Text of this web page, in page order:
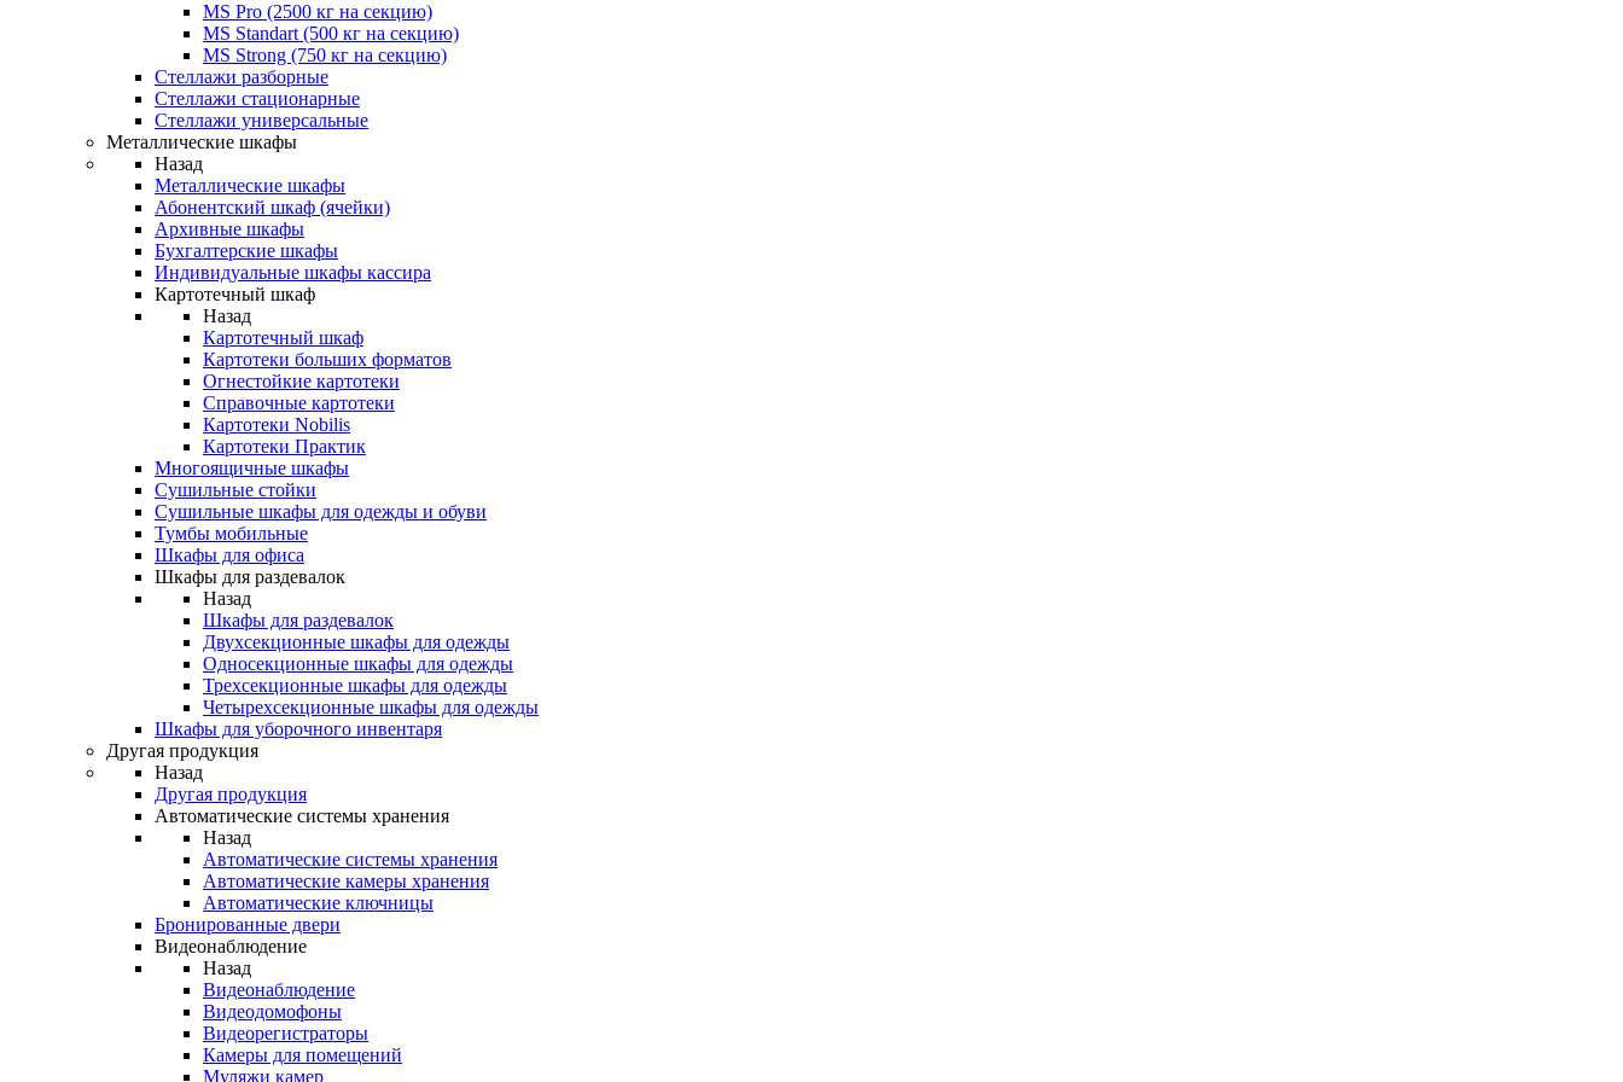
MS Pro (2500 кг на секцию)
MS Standart (500 кг на секцию)
MS Strong (750 кг на секцию)
Стеллажи разборные
Стеллажи стационарные
Стеллажи универсальные
Металлические шкафы
Назад
Металлические шкафы
Абонентский шкаф (ячейки)
Архивные шкафы
Бухгалтерские шкафы
Индивидуальные шкафы кассира
Картотечный шкаф
Назад
Картотечный шкаф
Картотеки больших форматов
Огнестойкие картотеки
Справочные картотеки
Картотеки Nobilis
Картотеки Практик
Многоящичные шкафы
Сушильные стойки
Сушильные шкафы для одежды и обуви
Тумбы мобильные
Шкафы для офиса
Шкафы для раздевалок
Назад
Шкафы для раздевалок
Двухсекционные шкафы для одежды
Односекционные шкафы для одежды
Трехсекционные шкафы для одежды
Четырехсекционные шкафы для одежды
Шкафы для уборочного инвентаря
Другая продукция
Назад
Другая продукция
Автоматические системы хранения
Назад
Автоматические системы хранения
Автоматические камеры хранения
Автоматические ключницы
Бронированные двери
Видеонаблюдение
Назад
Видеонаблюдение
Видеодомофоны
Видеорегистраторы
Камеры для помещений
Муляжи камер